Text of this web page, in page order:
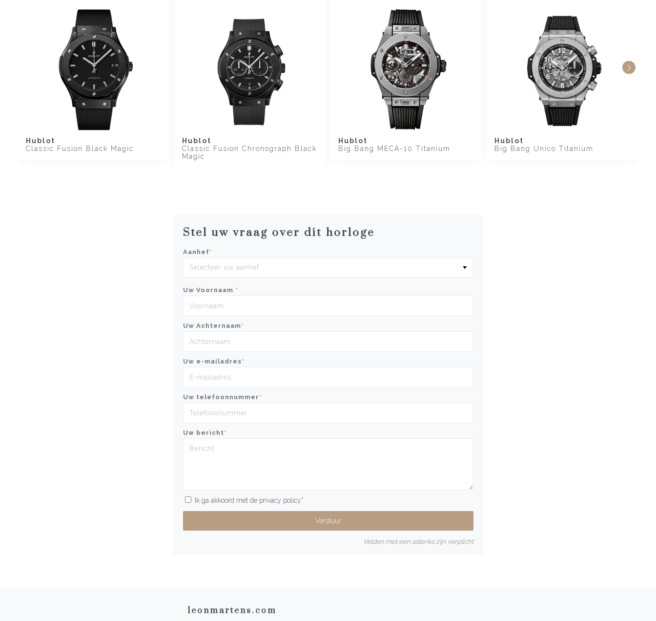
Hublot
Classic Fusion Black Magic
Hublot
Classic Fusion Chronograph Black
Magic
Hublot
Big Bang MECA-10 Titanium
Hublot
Big Bang Unico Titanium
Stel uw vraag over dit horloge
Aanhef*
Uw Voornaam *
Uw Achternaam*
Uw e-mailadres*
Uw telefoonnummer *
Uw bericht*
Ik ga akkoord met de privacy policy*
Velden met een asteriks zijn verplicht
leonmartens.com